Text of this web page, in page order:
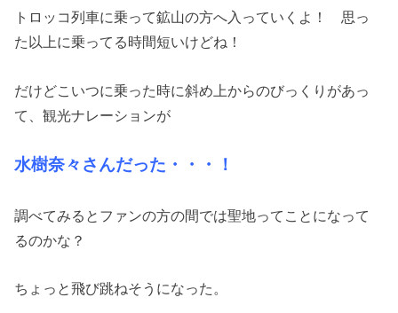
トロッコ列車に乗って鉱山の方へ入っていくよ！ 思っ
た以上に乗ってる時間短いけどね！
だけどこいつに乗った時に斜め上からのびっくりがあっ
て、観光ナレーションが
水樹奈々さんだった・・・！
調べてみるとファンの方の間では聖地ってことになって
るのかな？
ちょっと飛び跳ねそうになった。